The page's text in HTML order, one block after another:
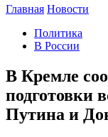
Главная Новости
Политика
В России
В Кремле
подготовки
Путина и